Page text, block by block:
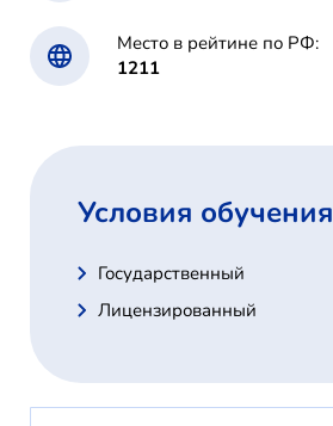
Место в рейтине по РФ:
1211
Условия
Государственный
Лицензированный